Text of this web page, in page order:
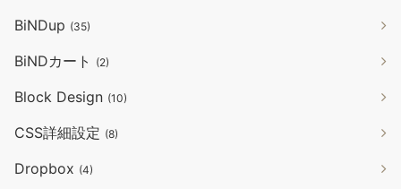
BiNDup (35)
BiNDカート (2)
Block Design (10)
CSS詳細設定 (8)
Dropbox (4)